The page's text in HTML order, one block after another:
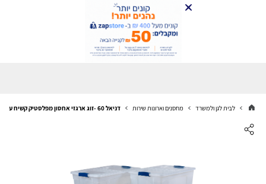
לבית לגן ולמשרד מחסנים וארונות שירות דניאל 60 -זוג ארגזי אחסון מפלסטיק קשיח עם גלגלים ומכסה בנפח 60 ליטר